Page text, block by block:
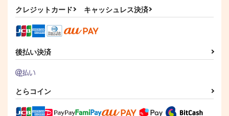
1,100円（税込）
斎藤一×ぐだ子
サンプル
Owen
1,232
斎藤一
クレジットカード キャッシュレス決済
後払い決済
とらコイン